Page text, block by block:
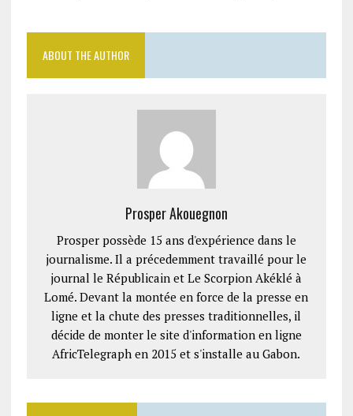
ABOUT THE AUTHOR
Prosper Akouegnon
Prosper possède 15 ans d'expérience dans le
journalisme. Il a précedemment travaillé pour le
journal le Républicain et Le Scorpion Akéklé à
Lomé. Devant la montée en force de la presse en
ligne et la chute des presses traditionnelles, il
décide de monter le site d'information en ligne
AfricTelegraph en 2015 et s'installe au Gabon.